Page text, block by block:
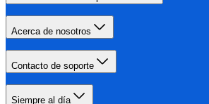
Acerca de nosotros
Contacto de soporte
Siempre al día